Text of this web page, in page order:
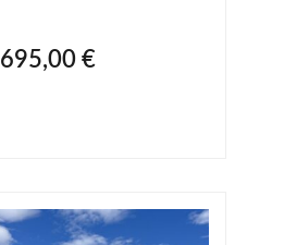
695,00 €